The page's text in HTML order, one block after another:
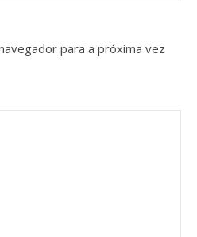
para a próxima vez